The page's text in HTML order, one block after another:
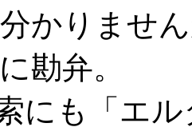
かりませ
勘弁。
にも「エ